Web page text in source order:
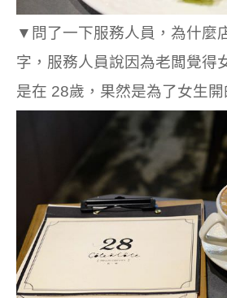
▼問了一下服務人員，為什麼
字，服務人員說因為老闆覺得
是在 28歲，果然是為了女生開